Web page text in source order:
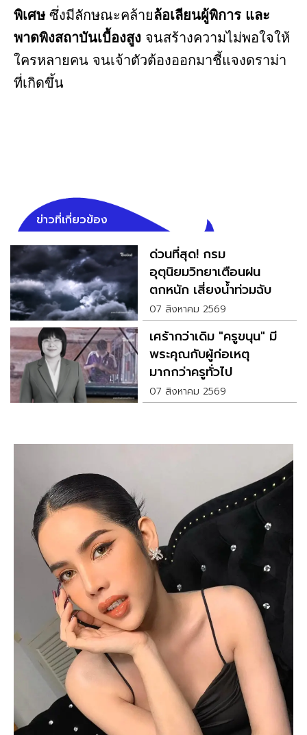
พิเศษซึ่งมีลักษณะคล้ายล้อเลียนผู้พิการ และ
พาดพิงสถาบันเบื้องสูง จนสร้างความไม่พอใจให้
ใครหลายคน จนเจ้าตัวต้องออกมาชี้แจงดราม่า
ที่เกิดขึ้น
ข่าวที่เกี่ยวข้อง
ด่วนที่สุด! กรม
อุตุนิยมวิทยาเตือนฝน
ตกหนัก เสี่ยงน้ำท่วมฉับ
พลัน
07 สิงหาคม 2569
เศร้ากว่าเดิม "ครูขนุน" มี
พระคุณกับผู้ก่อเหตุ
มากกว่าครูทั่วไป
07 สิงหาคม 2569